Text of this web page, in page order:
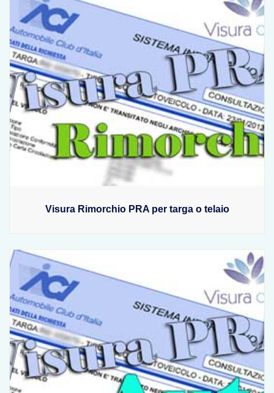
Visura Rimorchio PRA per targa o telaio